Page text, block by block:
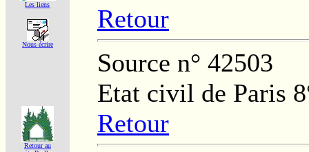
Les liens
Nous écrire
Retour au
Retour
Source n° 42503
Etat civil de Paris
Retour